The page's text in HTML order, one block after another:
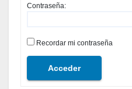
Contraseña:
Recordar mi contraseña
Acceder